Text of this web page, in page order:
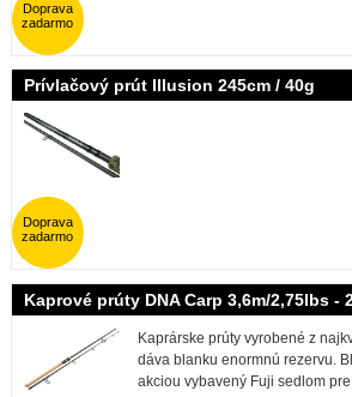
Doprava
zadarmo
Prívlačový prút Illusion 245cm / 40g
Doprava
zadarmo
Kaprové prúty DNA Carp 3,6m/2,75lbs -
Kaprárske prúty vyrobené z
dáva blanku enormnú rezervu.
akciou vybavený Fuji sedlom